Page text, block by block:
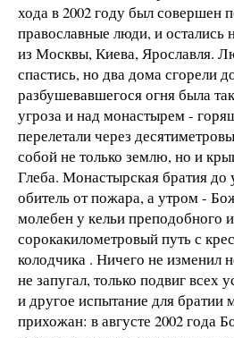
хода в 2002 году был совершен
православные люди, и остались
из Москвы, Киева, Ярославля.
спастись, но два дома сгорели
разбушевавшегося огня была
угроза и над монастырем -
перелетали через
собой не только землю, но и
Глеба. Монастырская братия до
обитель от пожара, а утром -
молебен у кельи преподобного
сорокакилометровый путь с
колодчика . Ничего не изменил
не запугал, только подвиг всех
и другое испытание для братии
прихожан: в августе 2002 года